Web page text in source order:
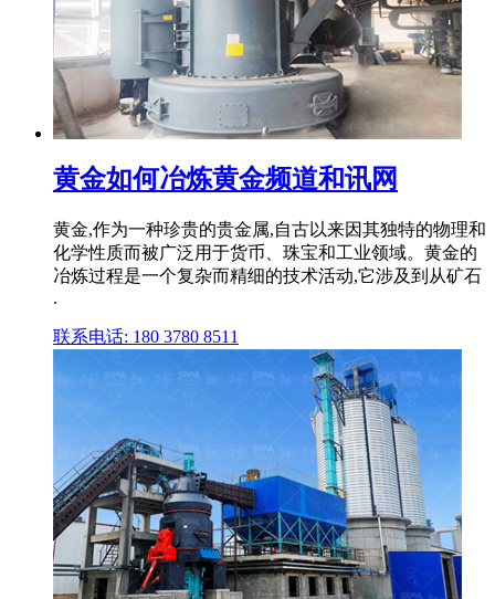
黄金如何冶炼黄金频道和讯网
黄金,作为一种珍贵的贵金属,自古以来因其独特的物理和
化学性质而被广泛用于货币、珠宝和工业领域。黄金的
冶炼过程是一个复杂而精细的技术活动,它涉及到从矿石
.
联系电话: 180 3780 8511